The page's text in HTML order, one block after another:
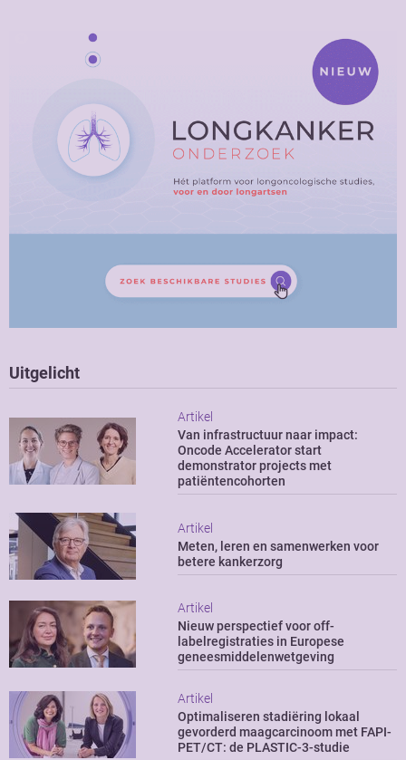
Uitgelicht
Artikel
Van infrastructuur naar impact:
Oncode Accelerator start
demonstrator projects met
patiëntencohorten
Artikel
Meten, leren en samenwerken voor
betere kankerzorg
Artikel
Nieuw perspectief voor off-
labelregistraties in Europese
geneesmiddelenwetgeving
Artikel
Optimaliseren stadiëring lokaal
gevorderd maagcarcinoom met FAPI-
PET/CT: de PLASTIC-3-studie